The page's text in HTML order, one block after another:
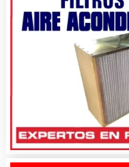
Artículos Deportivos
Artículos Importados
Artículos para el Hogar
Artículos para Regalos
Artículos Personales